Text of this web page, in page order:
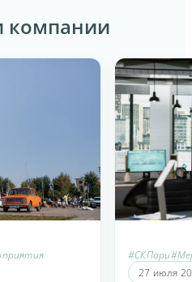
компании
27 июля
#СКПари